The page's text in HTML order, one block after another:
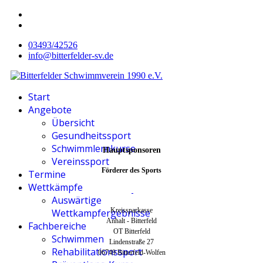
03493/42526
info@bitterfelder-sv.de
Start
Angebote
Übersicht
Gesundheitssport
Schwimmlernkurse
Vereinssport
Termine
Wettkämpfe
Auswärtige
Wettkampfergebnisse
Fachbereiche
Schwimmen
Rehabilitationssport
Hauptsponsoren
Förderer des Sports
Kreissparkasse
Anhalt - Bitterfeld
OT Bitterfeld
Lindenstraße 27
06749 Bitterfeld-Wolfen